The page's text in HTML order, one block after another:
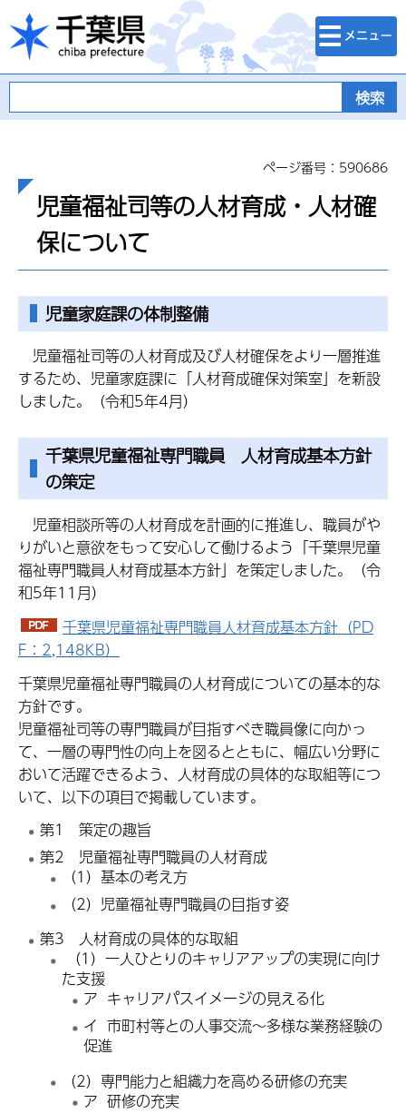
千葉県
検索・メニュ
ー
ページ番号：590686
児童福祉司等の人材育成・人材確
保について
児童家庭課の体制整備
児童福祉司等の人材育成及び人材確保をより一層推進
するため、児童家庭課に「人材育成確保対策室」を新設
しました。（令和5年4月）
千葉県児童福祉専門職員 人材育成基本方針
の策定
児童相談所等の人材育成を計画的に推進し、職員がや
りがいと意欲をもって安心して働けるよう「千葉県児童
福祉専門職員人材育成基本方針」を策定しました。（令
和5年11月）
千葉県児童福祉専門職員人材育成基本方針（PD
F：2,148KB）
千葉県児童福祉専門職員の人材育成についての基本的な
方針です。
児童福祉司等の専門職員が目指すべき職員像に向かっ
て、一層の専門性の向上を図るとともに、幅広い分野に
おいて活躍できるよう、人材育成の具体的な取組等につ
いて、以下の項目で掲載しています。
第1 策定の趣旨
第2 児童福祉専門職員の人材育成
（1）基本の考え方
（2）児童福祉専門職員の目指す姿
第3 人材育成の具体的な取組
（1）一人ひとりのキャリアアップの実現に向け
た支援
ア キャリアパスイメージの見える化
イ 市町村等との人事交流～多様な業務経験の
促進
（2）専門能力と組織力を高める研修の充実
ア 研修の充実